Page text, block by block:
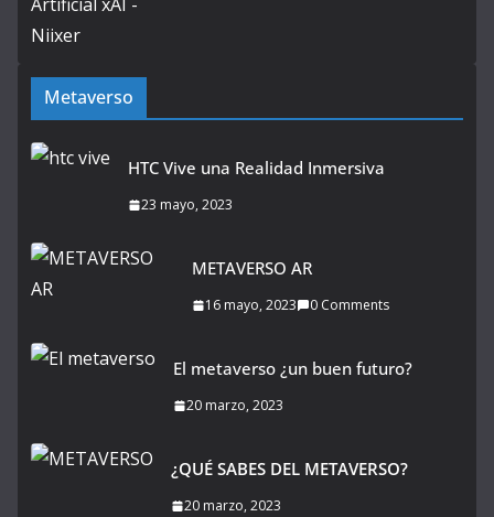
Metaverso
HTC Vive una Realidad Inmersiva
23 mayo, 2023
METAVERSO AR
16 mayo, 2023 0 Comments
El metaverso ¿un buen futuro?
20 marzo, 2023
¿QUÉ SABES DEL METAVERSO?
20 marzo, 2023